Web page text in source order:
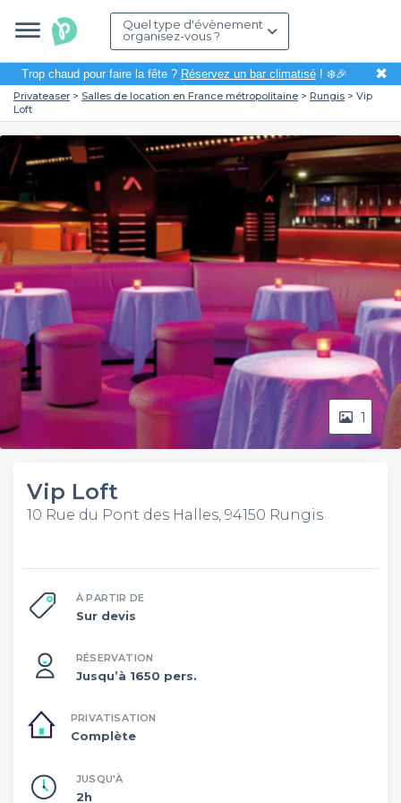
Quel type d'évènement
organisez-vous ?
Trop chaud pour faire la fête ? Réservez un bar climatisé! ❄️🎉 ✖
Privateaser Salles de location en France métropolitaine Rungis
Vip
Loft
1
Vip Loft
10 Rue du Pont des Halles, 94150 Rungis
À PARTIR DE
Sur devis
RÉSERVATION
Jusqu’à 1650 pers.
PRIVATISATION
Complète
JUSQU'À
2h